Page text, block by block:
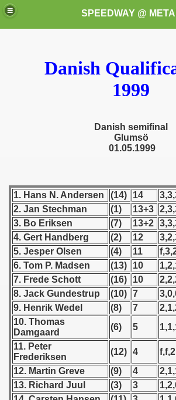
SPEEDWAY @
Danish
1999
Danish semifinal
Glumsö
01.05.1999
1. Hans N. Andersen (14) 14
2. Jan Stechman
(1) 13+3
3. Bo Eriksen
(7) 13+2
4. Gert Handberg
(2) 12
5. Jesper Olsen
(4) 11
6. Tom P. Madsen
(13) 10
7. Frede Schott
(16) 10
8. Jack Gundestrup
(10) 7
9. Henrik Wedel
(8) 7
10. Thomas
Damgaard
(6) 5
11. Peter
Frederiksen
(12) 4
12. Martin Greve
(9) 4
13. Richard Juul
(3) 3
these speedway programms)
Świata (World Speedway